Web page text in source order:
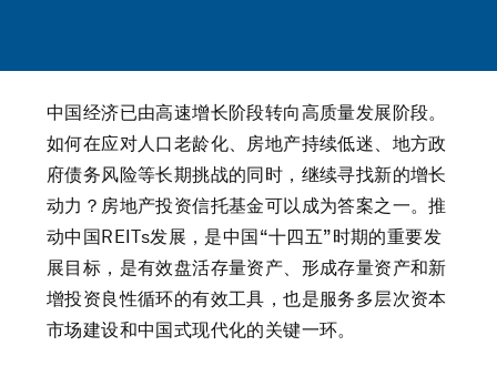
中国经济已由高速增长阶段转向高质量发展阶段。
如何在应对人口老龄化、房地产持续低迷、地方政
府债务风险等长期挑战的同时，继续寻找新的增长
动力？房地产投资信托基金可以成为答案之一。推
动中国REITs发展，是中国“十四五”时期的重要发
展目标，是有效盘活存量资产、形成存量资产和新
增投资良性循环的有效工具，也是服务多层次资本
市场建设和中国式现代化的关键一环。